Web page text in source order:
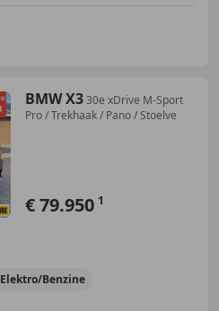
BMW X330e xDrive M-Sport
Pro / Trekhaak / Pano / Stoelve
€ 79.950 1
Elektro/Benzine